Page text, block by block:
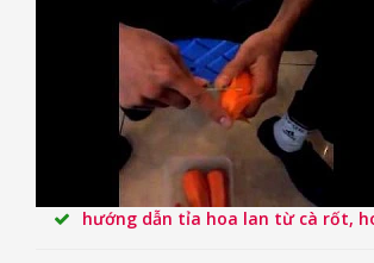
hướng dẫn tỉa hoa lan từ cà rốt,